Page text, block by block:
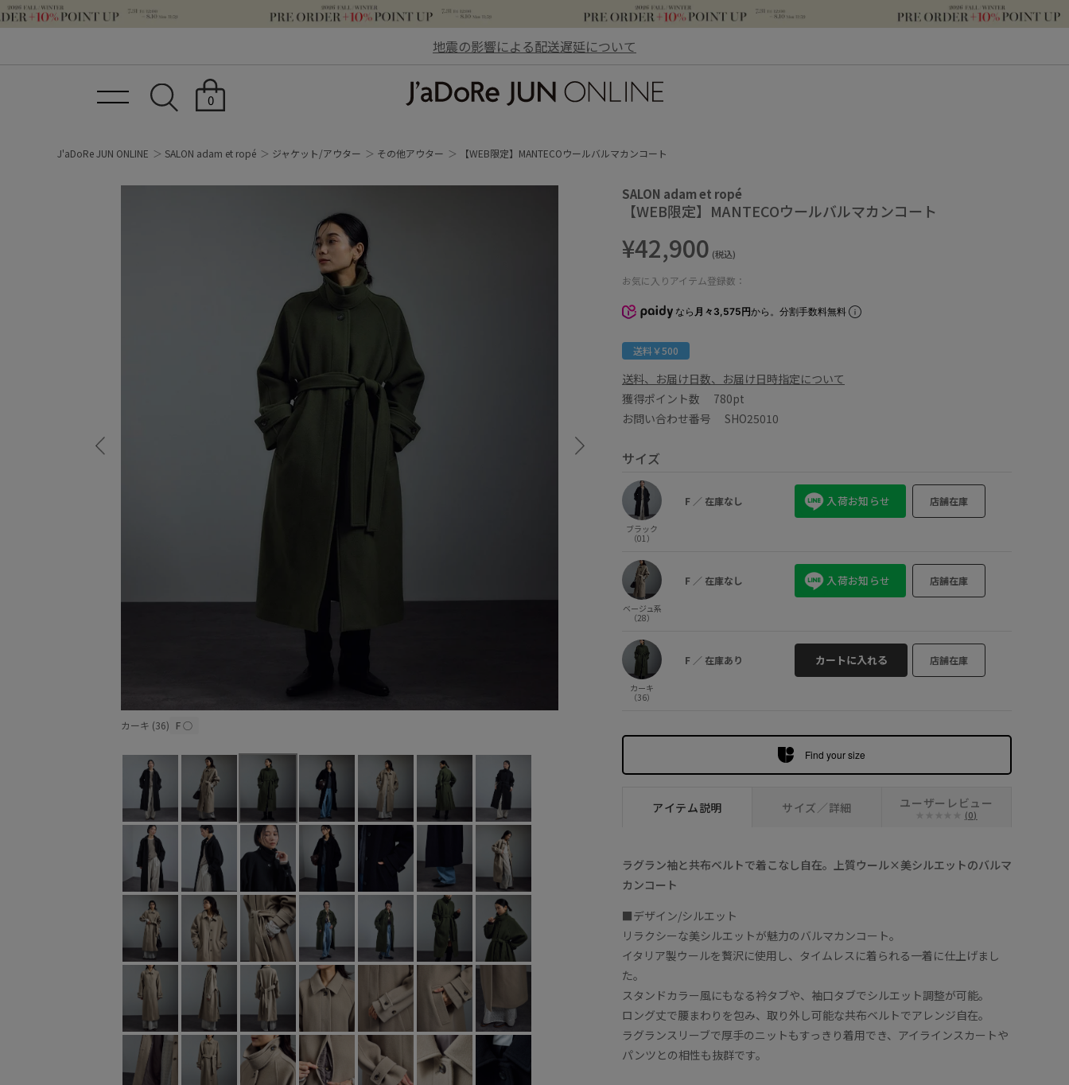
地震の影響による配送遅延について
0
J'aDoRe JUN ONLINE SALON adam et ropé ジャケット/アウター その他アウター 【WEB限定】MANTECOウールバルマカンコート
カーキ (36) F○
SALON adam et ropé
【WEB限定】MANTECOウールバルマカンコート
¥42,900 (税込)
お気に入りアイテム登録数：
なら 月々3,575円から。分割手数料無料
送料￥500
送料、お届け日数、お届け日時指定について
獲得ポイント数 780pt
お問い合わせ番号 SHO25010
サイズ
ブラック
（01）
F ／ 在庫なし 入荷お知らせ 店舗在庫
ベージュ系
（28）
F ／ 在庫なし 入荷お知らせ 店舗在庫
カーキ
（36）
F ／ 在庫あり カートに入れる 店舗在庫
Find your size
アイテム説明 サイズ／詳細 ユーザーレビュー
(0)
ラグラン袖と共布ベルトで着こなし自在。上質ウール×美シルエットのバルマ
カンコート
■デザイン/シルエット
リラクシーな美シルエットが魅力のバルマカンコート。
イタリア製ウールを贅沢に使用し、タイムレスに着られる一着に仕上げまし
た。
スタンドカラー風にもなる衿タブや、袖口タブでシルエット調整が可能。
ロング丈で腰まわりを包み、取り外し可能な共布ベルトでアレンジ自在。
ラグランスリーブで厚手のニットもすっきり着用でき、アイラインスカートや
パンツとの相性も抜群です。